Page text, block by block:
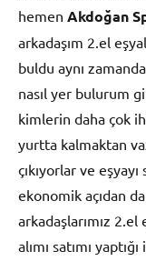
hemen Akdoğan
arkadaşım 2.el
buldu aynı
nasıl yer bulurum
kimlerin daha çok
yurtta kalmaktan
çıkıyorlar ve
ekonomik açıdan
arkadaşlarımız
alımı satımı